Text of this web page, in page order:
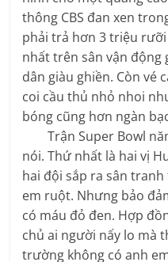
thông CBS đan xen
phải trả hơn 3 triệu
nhất trên sân vận động
dân giàu ghiền. Còn vé
coi cầu thủ nhỏ nhoi
bóng cũng hơn ngàn
Trận Super Bowl
nói. Thứ nhất là hai vị
hai đội sắp ra sân
em ruột. Nhưng bảo
có máu đỏ đen. Hợp
chủ ai người nấy lo mà
trường không có anh